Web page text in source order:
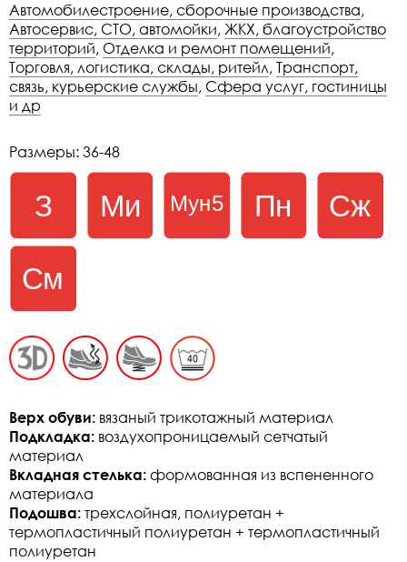
Автомобилестроение, сборочные производства,
Автосервис, СТО, автомойки, ЖКХ, благоустройство
территорий, Отделка и ремонт помещений,
Торговля, логистика, склады, ритейл, Транспорт,
связь, курьерские службы, Сфера услуг, гостиницы
и др
Размеры: 36-48
Верх обуви: вязаный трикотажный материал
Подкладка: воздухопроницаемый сетчатый
материал
Вкладная стелька: формованная из вспененного
материала
Подошва: трехслойная, полиуретан +
термопластичный полиуретан + термопластичный
полиуретан